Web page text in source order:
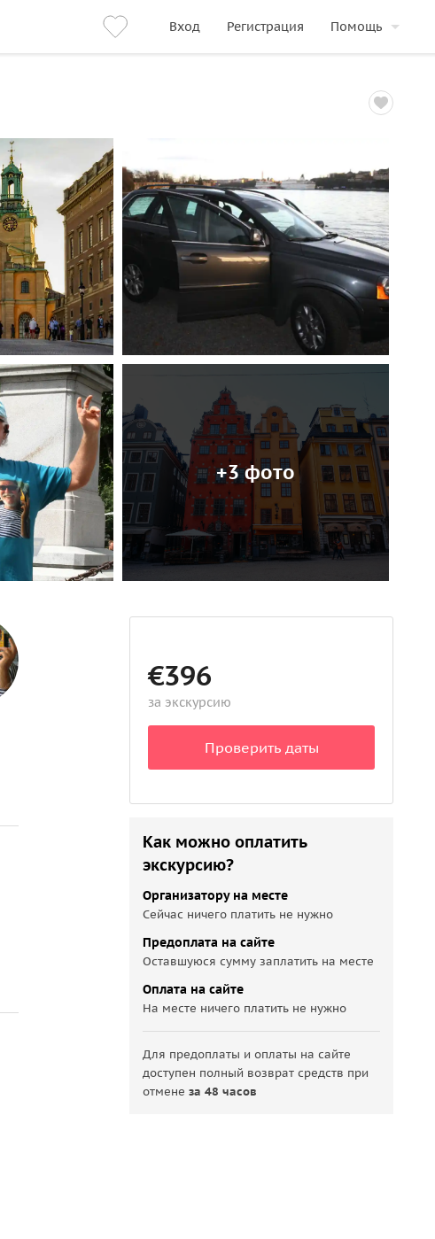
Вход Регистрация Помощь
+3 фото
€396
за экскурсию
Проверить даты
Как можно оплатить
экскурсию?
Организатору на месте
Сейчас ничего платить не нужно
Предоплата на сайте
Оставшуюся сумму заплатить на месте
Оплата на сайте
На месте ничего платить не нужно
Для предоплаты и оплаты на сайте
доступен полный возврат средств при
отменеза 48 часов